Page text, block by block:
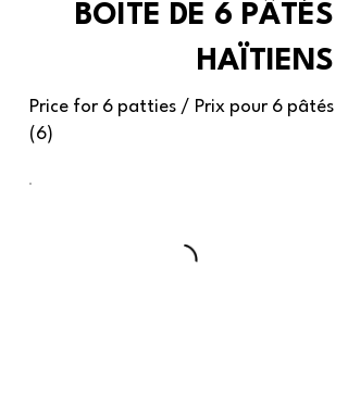
BOITE DE 6 PÂTÉS
HAÏTIENS
Price for 6 patties / Prix pour 6 pâtés
(6)